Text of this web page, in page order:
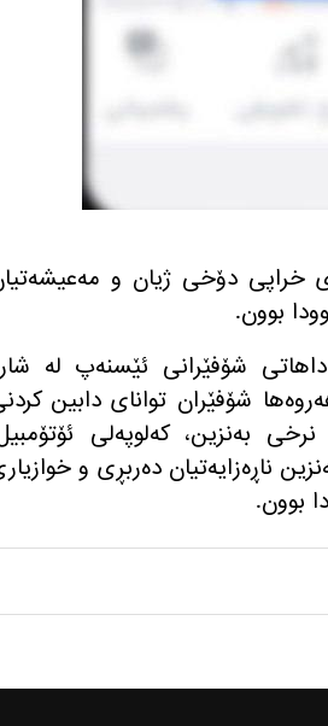
خراپی دۆخی ژیان و
بوون.
داهاتی شۆفێرانی ئێسنه‌پ له‌
شۆفێران توانای دابین
به‌نزین، كه‌لوپه‌لی
ناڕه‌زایه‌تیان ده‌ربڕی و